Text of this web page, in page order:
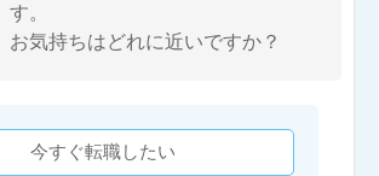
す。
お気持ちはどれに近いですか？
今すぐ転職したい